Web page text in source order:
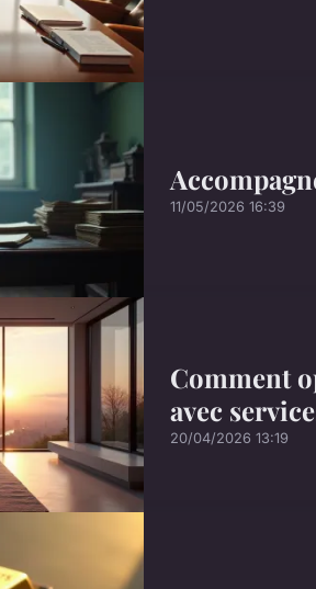
11/05/2026 16:39
Comment
avec
20/04/2026 13:19